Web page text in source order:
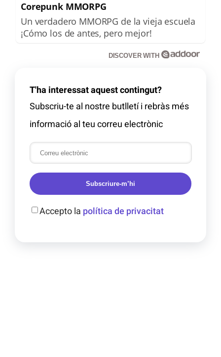
Corepunk MMORPG
Un verdadero MMORPG de la vieja escuela
¡Cómo los de antes, pero mejor!
DISCOVER WITH
T'ha interessat aquest contingut?
Subscriu-te al nostre butlletí i rebràs més
informació al teu correu electrònic
Subscriure-m’hi
Accepto la política de privacitat